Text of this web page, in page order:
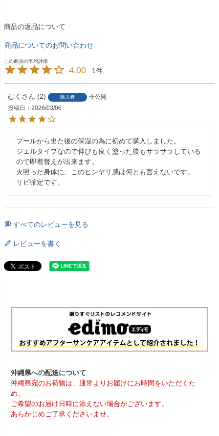
商品の返品について
商品についてのお問い合わせ
4.00 1
むく 2 購入者
非公開
投稿日
2026/03/06
プールから出た後の保湿の為に初めて購入しました。
ジェルタイプなので伸びも良く塗った後もサラサラしている
ので即着替えが出来ます。
火照った身体に、このヒンヤリ感は何とも言えないです。
リピ確定です。
すべてのレビューを見る
レビューを書く
沖縄県への配送について
沖縄県宛のお荷物は、通常よりお届けにお時間をいただくた
め、
ご希望のお届け日時に添えない場合がございます。
あらかじめご了承くださいませ。